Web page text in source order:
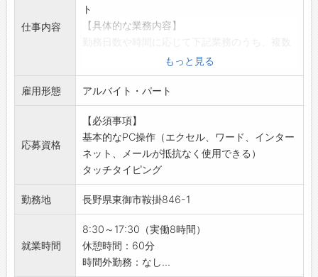
・仕事とプライベートの両立が可能です♪
【勤務時間は応相談！】
【完全週休2日制＆土日祝休み＆年間休日125日
以上◎】
・しっかりとリフレッシュできる環境です＾＾
【こんな方にオススメ！】
・サポートが好きな方◎
・事務スキルを磨きたい方♪
・パソコン操作が得意な方！
・事務経験を活かして働きたい方◎
・人とのミュニケーションが好きな方♪
仕事内容
ト
【具体的な業務内容】
業務をご担当いただきます。
・経理業務（仕訳伝票作成/会計ソフトへの入
力/登録仕訳チェック）
・入出金管理（現金出納帳への起票/レジ締め/
出納簿のチェック）
・債権債務管理（売掛金管理システムの消し込
み作業/未回収金の確認と報告）
・入力業務（管理シートへの入力/削除/定期チ
ェック）
・備品管理（申請された備品の登録・ラベリン
・調査業務（導入検討している新サービスや商
品の調査/書式のサンプル調査）
・データチェック（社内で作成した請求書等の
もっと見る
雇用形態 アルバイト・パート
応募資格
【必須事項】
基本的なPC操作（エクセル、ワード、インター
ネット、メールが抵抗なく使用できる）
タッチタイピング
勤務地 長野県東御市鞍掛846-1
就業時間
8:30～17:30（実働8時間）
休憩時間：60分
時間外勤務：なし...